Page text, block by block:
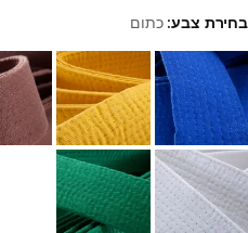
בחירת צבע:כתום
Choose a variant